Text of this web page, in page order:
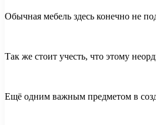
Обычная мебель здесь конечно не
Так же стоит учесть, что этому
Ещё одним важным предметом в